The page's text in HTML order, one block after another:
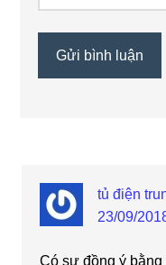
tủ điện
23/09/
Có sự đồng ý